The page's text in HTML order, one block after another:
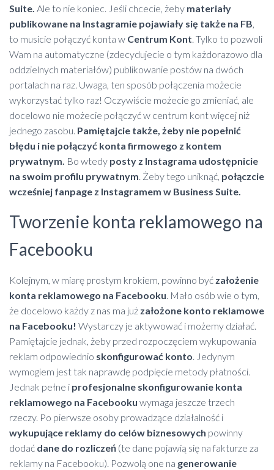
Suite. Ale to nie koniec. Jeśli chcecie, żeby materiały
publikowane na Instagramie pojawiały się także na FB,
to musicie połączyć konta w Centrum Kont. Tylko to pozwoli
Wam na automatyczne (zdecydujecie o tym każdorazowo dla
oddzielnych materiałów) publikowanie postów na dwóch
portalach na raz. Uwaga, ten sposób połączenia możecie
wykorzystać tylko raz! Oczywiście możecie go zmieniać, ale
docelowo nie możecie połączyć w centrum kont więcej niż
jednego zasobu. Pamiętajcie także, żeby nie popełnić
błędu i nie połączyć konta firmowego z kontem
prywatnym. Bo wtedy posty z Instagrama udostępnicie
na swoim profilu prywatnym. Żeby tego uniknąć, połączcie
wcześniej fanpage z Instagramem w Business Suite.
Tworzenie konta reklamowego na
Facebooku
Kolejnym, w miarę prostym krokiem, powinno być założenie
konta reklamowego na Facebooku. Mało osób wie o tym,
że docelowo każdy z nas ma już założone konto reklamowe
na Facebooku! Wystarczy je aktywować i możemy działać.
Pamiętajcie jednak, żeby przed rozpoczęciem wykupowania
reklam odpowiednio skonfigurować konto. Jedynym
wymogiem jest tak naprawdę podpięcie metody płatności.
Jednak pełne i profesjonalne skonfigurowanie konta
reklamowego na Facebooku wymaga jeszcze trzech
rzeczy. Po pierwsze osoby prowadzące działalność i
wykupujące reklamy do celów biznesowych powinny
dodać dane do rozliczeń (te dane pojawią się na fakturze za
reklamy na Facebooku). Pozwolą one na generowanie